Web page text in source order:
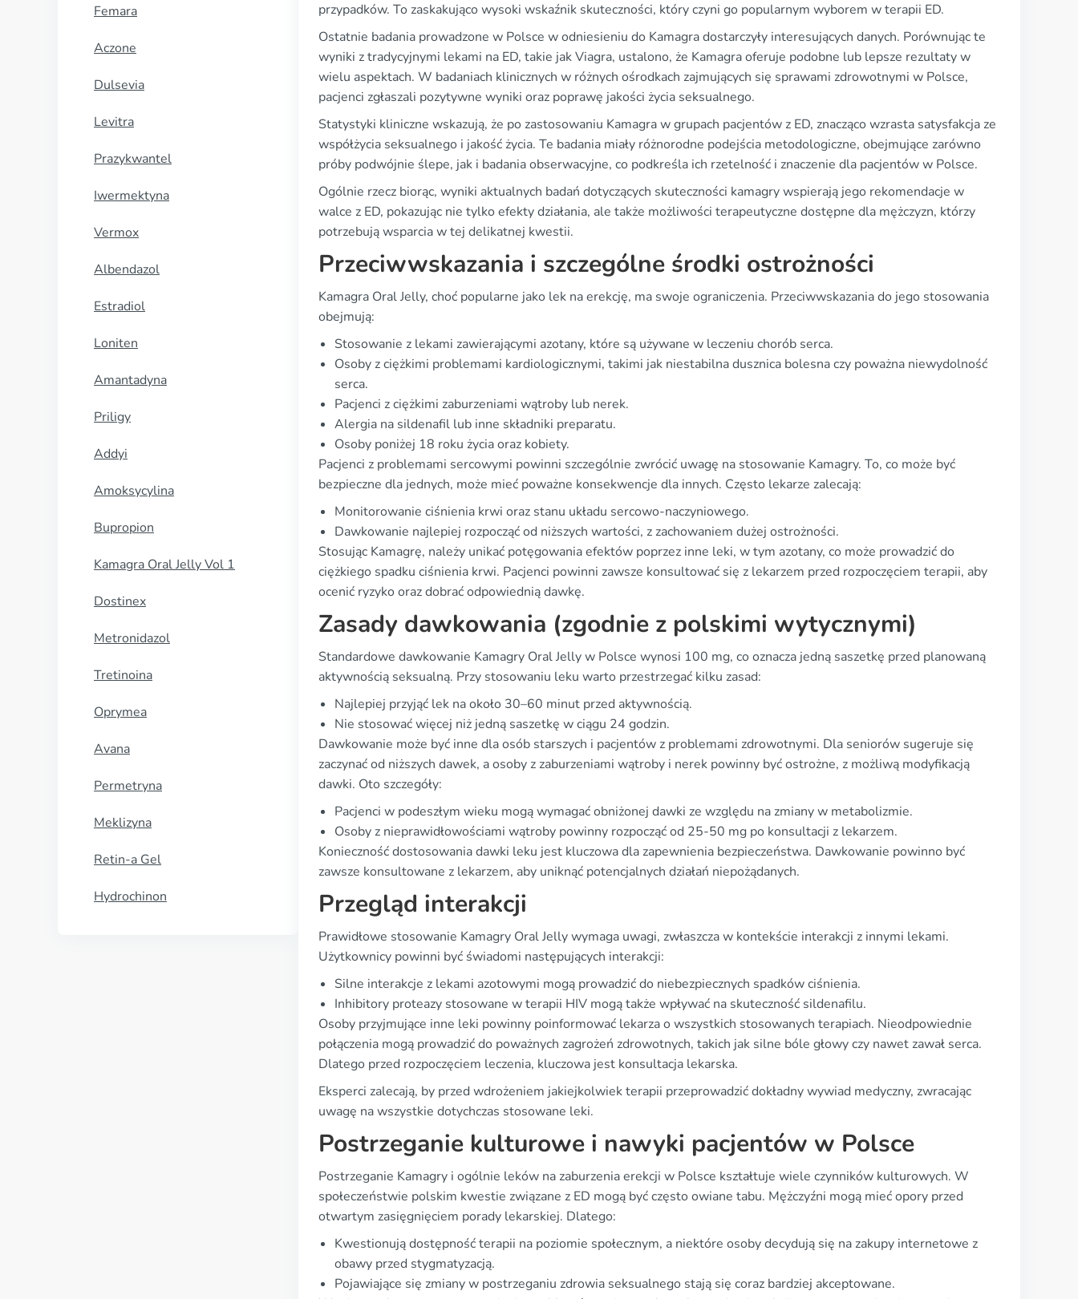
Femara
Aczone
Dulsevia
Levitra
Prazykwantel
Iwermektyna
Vermox
Albendazol
Estradiol
Loniten
Amantadyna
Priligy
Addyi
Amoksycylina
Bupropion
Kamagra Oral Jelly Vol 1
Dostinex
Metronidazol
Tretinoina
Oprymea
Avana
Permetryna
Meklizyna
Retin-a Gel
Hydrochinon
przypadków. To zaskakująco wysoki wskaźnik skuteczności, który czyni go popularnym wyborem w terapii ED.
Ostatnie badania prowadzone w Polsce w odniesieniu do Kamagra dostarczyły interesujących danych. Porównując te
wyniki z tradycyjnymi lekami na ED, takie jak Viagra, ustalono, że Kamagra oferuje podobne lub lepsze rezultaty w
wielu aspektach. W badaniach klinicznych w różnych ośrodkach zajmujących się sprawami zdrowotnymi w Polsce,
pacjenci zgłaszali pozytywne wyniki oraz poprawę jakości życia seksualnego.
Statystyki kliniczne wskazują, że po zastosowaniu Kamagra w grupach pacjentów z ED, znacząco wzrasta satysfakcja ze
współżycia seksualnego i jakość życia. Te badania miały różnorodne podejścia metodologiczne, obejmujące zarówno
próby podwójnie ślepe, jak i badania obserwacyjne, co podkreśla ich rzetelność i znaczenie dla pacjentów w Polsce.
Ogólnie rzecz biorąc, wyniki aktualnych badań dotyczących skuteczności kamagry wspierają jego rekomendacje w
walce z ED, pokazując nie tylko efekty działania, ale także możliwości terapeutyczne dostępne dla mężczyzn, którzy
potrzebują wsparcia w tej delikatnej kwestii.
Przeciwwskazania i szczególne środki ostrożności
Kamagra Oral Jelly, choć popularne jako lek na erekcję, ma swoje ograniczenia. Przeciwwskazania do jego stosowania
obejmują:
Stosowanie z lekami zawierającymi azotany, które są używane w leczeniu chorób serca.
Osoby z ciężkimi problemami kardiologicznymi, takimi jak niestabilna dusznica bolesna czy poważna niewydolność
serca.
Pacjenci z ciężkimi zaburzeniami wątroby lub nerek.
Alergia na sildenafil lub inne składniki preparatu.
Osoby poniżej 18 roku życia oraz kobiety.
Pacjenci z problemami sercowymi powinni szczególnie zwrócić uwagę na stosowanie Kamagry. To, co może być
bezpieczne dla jednych, może mieć poważne konsekwencje dla innych. Często lekarze zalecają:
Monitorowanie ciśnienia krwi oraz stanu układu sercowo-naczyniowego.
Dawkowanie najlepiej rozpocząć od niższych wartości, z zachowaniem dużej ostrożności.
Stosując Kamagrę, należy unikać potęgowania efektów poprzez inne leki, w tym azotany, co może prowadzić do
ciężkiego spadku ciśnienia krwi. Pacjenci powinni zawsze konsultować się z lekarzem przed rozpoczęciem terapii, aby
ocenić ryzyko oraz dobrać odpowiednią dawkę.
Zasady dawkowania (zgodnie z polskimi wytycznymi)
Standardowe dawkowanie Kamagry Oral Jelly w Polsce wynosi 100 mg, co oznacza jedną saszetkę przed planowaną
aktywnością seksualną. Przy stosowaniu leku warto przestrzegać kilku zasad:
Najlepiej przyjąć lek na około 30–60 minut przed aktywnością.
Nie stosować więcej niż jedną saszetkę w ciągu 24 godzin.
Dawkowanie może być inne dla osób starszych i pacjentów z problemami zdrowotnymi. Dla seniorów sugeruje się
zaczynać od niższych dawek, a osoby z zaburzeniami wątroby i nerek powinny być ostrożne, z możliwą modyfikacją
dawki. Oto szczegóły:
Pacjenci w podeszłym wieku mogą wymagać obniżonej dawki ze względu na zmiany w metabolizmie.
Osoby z nieprawidłowościami wątroby powinny rozpocząć od 25-50 mg po konsultacji z lekarzem.
Konieczność dostosowania dawki leku jest kluczowa dla zapewnienia bezpieczeństwa. Dawkowanie powinno być
zawsze konsultowane z lekarzem, aby uniknąć potencjalnych działań niepożądanych.
Przegląd interakcji
Prawidłowe stosowanie Kamagry Oral Jelly wymaga uwagi, zwłaszcza w kontekście interakcji z innymi lekami.
Użytkownicy powinni być świadomi następujących interakcji:
Silne interakcje z lekami azotowymi mogą prowadzić do niebezpiecznych spadków ciśnienia.
Inhibitory proteazy stosowane w terapii HIV mogą także wpływać na skuteczność sildenafilu.
Osoby przyjmujące inne leki powinny poinformować lekarza o wszystkich stosowanych terapiach. Nieodpowiednie
połączenia mogą prowadzić do poważnych zagrożeń zdrowotnych, takich jak silne bóle głowy czy nawet zawał serca.
Dlatego przed rozpoczęciem leczenia, kluczowa jest konsultacja lekarska.
Eksperci zalecają, by przed wdrożeniem jakiejkolwiek terapii przeprowadzić dokładny wywiad medyczny, zwracając
uwagę na wszystkie dotychczas stosowane leki.
Postrzeganie kulturowe i nawyki pacjentów w Polsce
Postrzeganie Kamagry i ogólnie leków na zaburzenia erekcji w Polsce kształtuje wiele czynników kulturowych. W
społeczeństwie polskim kwestie związane z ED mogą być często owiane tabu. Mężczyźni mogą mieć opory przed
otwartym zasięgnięciem porady lekarskiej. Dlatego:
Kwestionują dostępność terapii na poziomie społecznym, a niektóre osoby decydują się na zakupy internetowe z
obawy przed stygmatyzacją.
Pojawiające się zmiany w postrzeganiu zdrowia seksualnego stają się coraz bardziej akceptowane.